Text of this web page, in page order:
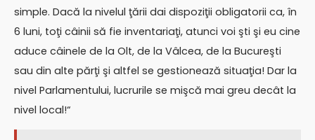
simple. Dacă la nivelul ţării dai dispoziţii obligatorii ca, în
6 luni, toţi câinii să fie inventariaţi, atunci voi şti şi eu cine
aduce câinele de la Olt, de la Vâlcea, de la Bucureşti
sau din alte părţi şi altfel se gestionează situaţia! Dar la
nivel Parlamentului, lucrurile se mişcă mai greu decât la
nivel local!“